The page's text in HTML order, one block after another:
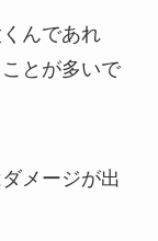
んであれ
とが多いで
メージが出